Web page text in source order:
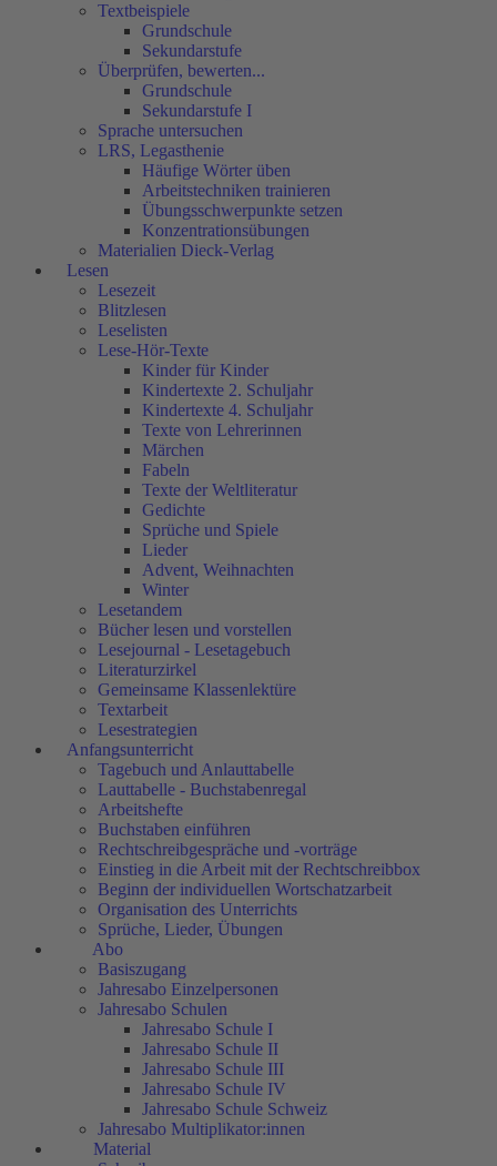
Textbeispiele
Grundschule
Sekundarstufe
Überprüfen, bewerten...
Grundschule
Sekundarstufe I
Sprache untersuchen
LRS, Legasthenie
Häufige Wörter üben
Arbeitstechniken trainieren
Übungsschwerpunkte setzen
Konzentrationsübungen
Materialien Dieck-Verlag
Lesen
Lesezeit
Blitzlesen
Leselisten
Lese-Hör-Texte
Kinder für Kinder
Kindertexte 2. Schuljahr
Kindertexte 4. Schuljahr
Texte von Lehrerinnen
Märchen
Fabeln
Texte der Weltliteratur
Gedichte
Sprüche und Spiele
Lieder
Advent, Weihnachten
Winter
Lesetandem
Bücher lesen und vorstellen
Lesejournal - Lesetagebuch
Literaturzirkel
Gemeinsame Klassenlektüre
Textarbeit
Lesestrategien
Anfangsunterricht
Tagebuch und Anlauttabelle
Lauttabelle - Buchstabenregal
Arbeitshefte
Buchstaben einführen
Rechtschreibgespräche und -vorträge
Einstieg in die Arbeit mit der Rechtschreibbox
Beginn der individuellen Wortschatzarbeit
Organisation des Unterrichts
Sprüche, Lieder, Übungen
Abo
Basiszugang
Jahresabo Einzelpersonen
Jahresabo Schulen
Jahresabo Schule I
Jahresabo Schule II
Jahresabo Schule III
Jahresabo Schule IV
Jahresabo Schule Schweiz
Jahresabo Multiplikator:innen
Material